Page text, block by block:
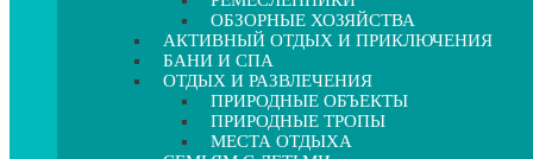
ОБЗОРНЫЕ ХОЗЯЙСТВА
АКТИВНЫЙ ОТДЫХ И ПРИКЛЮЧЕНИЯ
БАНИ И СПА
ОТДЫХ И РАЗВЛЕЧЕНИЯ
ПРИРОДНЫЕ ОБЪЕКТЫ
ПРИРОДНЫЕ ТРОПЫ
МЕСТА ОТДЫХА